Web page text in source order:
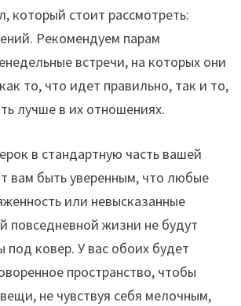
который стоит рассмотреть:
Рекомендуем парам
встречи, на которых они
то, что идет правильно, так и то,
лучше в их отношениях.
в стандартную часть вашей
вам быть уверенным, что любые
или невысказанные
повседневной жизни не будут
под ковер. У вас обоих будет
пространство, чтобы
не чувствуя себя мелочным,